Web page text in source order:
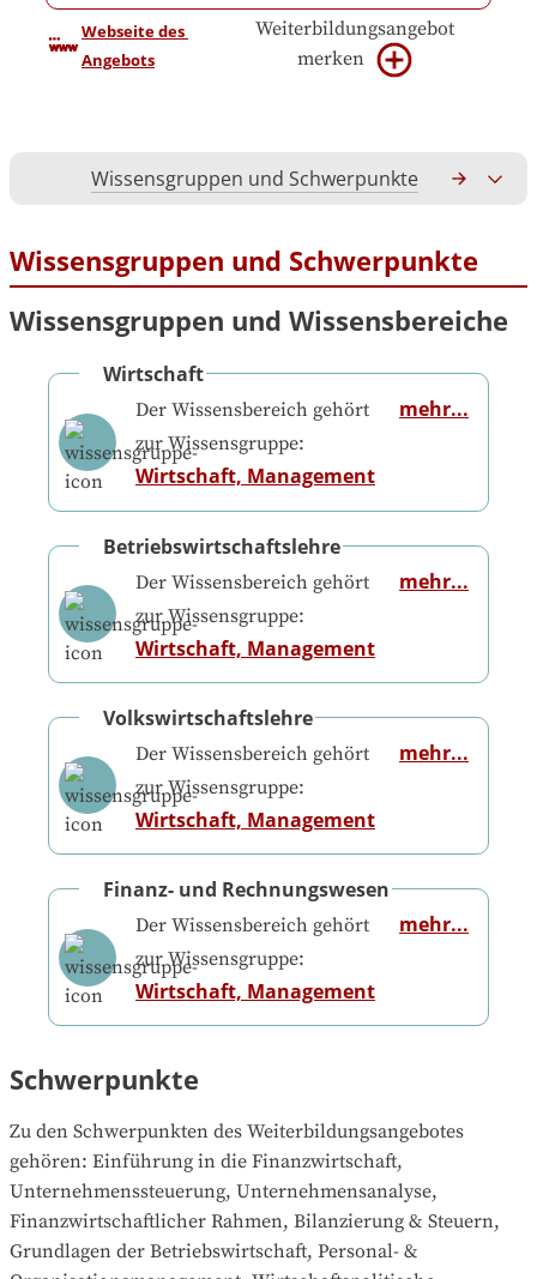
Webseite des
Angebots
Weiterbildungsangebot
merken
Wissensgruppen und Schwerpunkte
Wissensgruppen und Schwerpunkte
Wissensgruppen und Wissensbereiche
Wirtschaft
Der Wissensbereich gehört
zur Wissensgruppe:
Wirtschaft, Management
mehr...
Betriebswirtschaftslehre
Der Wissensbereich gehört
zur Wissensgruppe:
Wirtschaft, Management
mehr...
Volkswirtschaftslehre
Der Wissensbereich gehört
zur Wissensgruppe:
Wirtschaft, Management
mehr...
Finanz- und Rechnungswesen
Der Wissensbereich gehört
zur Wissensgruppe:
Wirtschaft, Management
mehr...
Schwerpunkte
Zu den Schwerpunkten des Weiterbildungsangebotes
gehören: Einführung in die Finanzwirtschaft,
Unternehmenssteuerung, Unternehmensanalyse,
Finanzwirtschaftlicher Rahmen, Bilanzierung & Steuern,
Grundlagen der Betriebswirtschaft, Personal- &